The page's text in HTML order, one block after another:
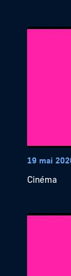
19 mai
Cinéma